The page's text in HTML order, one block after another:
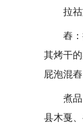
拉祜族
舂：拉
其烤干
屁泡混
煮品：
县木戛